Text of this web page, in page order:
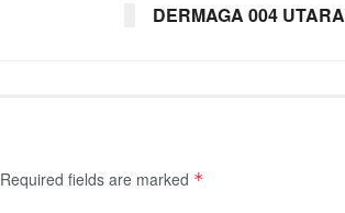
DERMAGA 004 UTARA
Required fields are marked *